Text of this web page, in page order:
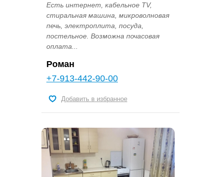
Есть интернет, кабельное TV,
стиральная машина, микроволновая
печь, электроплита, посуда,
постельное. Возможна почасовая
оплата...
Роман
+7-913-442-90-00
Добавить в избранное